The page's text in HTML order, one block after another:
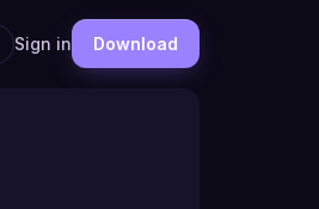
Sign in Download